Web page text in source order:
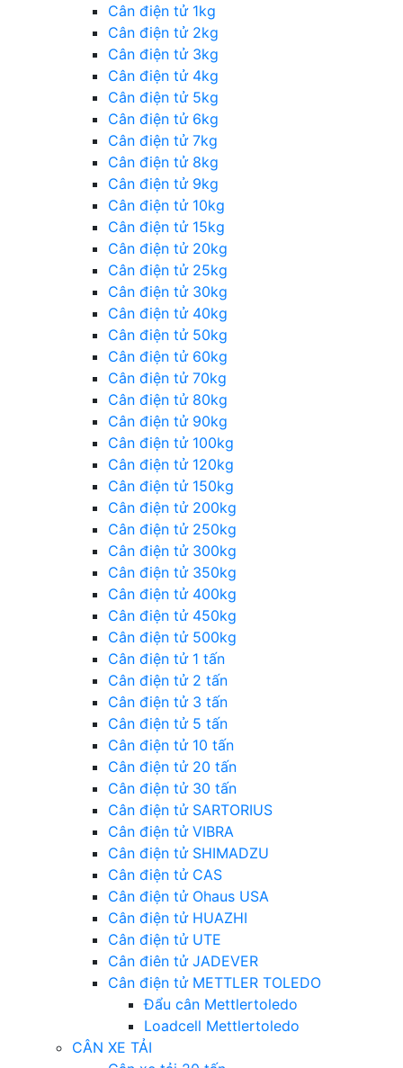
Cân điện tử 1kg
Cân điện tử 2kg
Cân điện tử 3kg
Cân điện tử 4kg
Cân điện tử 5kg
Cân điện tử 6kg
Cân điện tử 7kg
Cân điện tử 8kg
Cân điện tử 9kg
Cân điện tử 10kg
Cân điện tử 15kg
Cân điện tử 20kg
Cân điện tử 25kg
Cân điện tử 30kg
Cân điện tử 40kg
Cân điện tử 50kg
Cân điện tử 60kg
Cân điện tử 70kg
Cân điện tử 80kg
Cân điện tử 90kg
Cân điện tử 100kg
Cân điện tử 120kg
Cân điện tử 150kg
Cân điện tử 200kg
Cân điện tử 250kg
Cân điện tử 300kg
Cân điện tử 350kg
Cân điện tử 400kg
Cân điện tử 450kg
Cân điện tử 500kg
Cân điện tử 1 tấn
Cân điện tử 2 tấn
Cân điện tử 3 tấn
Cân điện tử 5 tấn
Cân điện tử 10 tấn
Cân điện tử 20 tấn
Cân điện tử 30 tấn
Cân điện tử SARTORIUS
Cân điện tử VIBRA
Cân điện tử SHIMADZU
Cân điện tử CAS
Cân điện tử Ohaus USA
Cân điện tử HUAZHI
Cân điện tử UTE
Cân điên tử JADEVER
Cân điện tử METTLER TOLEDO
Đẩu cân Mettlertoledo
Loadcell Mettlertoledo
CÂN XE TẢI